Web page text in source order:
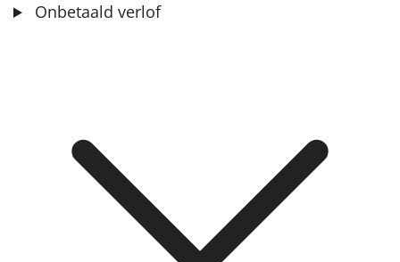
Onbetaald verlof